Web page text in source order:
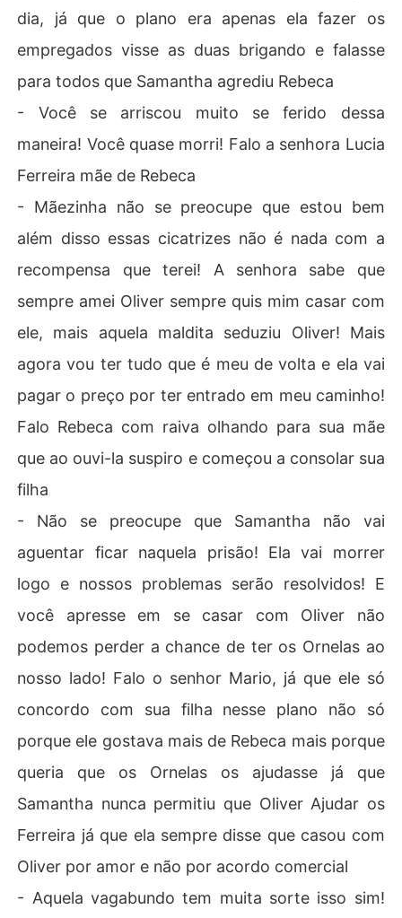
dia, já que o plano era apenas ela fazer os
empregados visse as duas brigando e falasse
para todos que Samantha agrediu Rebeca
- Você se arriscou muito se ferido dessa
maneira! Você quase morri! Falo a senhora Lucia
Ferreira mãe de Rebeca
- Mãezinha não se preocupe que estou bem
além disso essas cicatrizes não é nada com a
recompensa que terei! A senhora sabe que
sempre amei Oliver sempre quis mim casar com
ele, mais aquela maldita seduziu Oliver! Mais
agora vou ter tudo que é meu de volta e ela vai
pagar o preço por ter entrado em meu caminho!
Falo Rebeca com raiva olhando para sua mãe
que ao ouvi-la suspiro e começou a consolar sua
filha
- Não se preocupe que Samantha não vai
aguentar ficar naquela prisão! Ela vai morrer
logo e nossos problemas serão resolvidos! E
você apresse em se casar com Oliver não
podemos perder a chance de ter os Ornelas ao
nosso lado! Falo o senhor Mario, já que ele só
concordo com sua filha nesse plano não só
porque ele gostava mais de Rebeca mais porque
queria que os Ornelas os ajudasse já que
Samantha nunca permitiu que Oliver Ajudar os
Ferreira já que ela sempre disse que casou com
Oliver por amor e não por acordo comercial
- Aquela vagabundo tem muita sorte isso sim!